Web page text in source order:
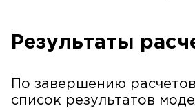
Результаты
По завершению
список результатов